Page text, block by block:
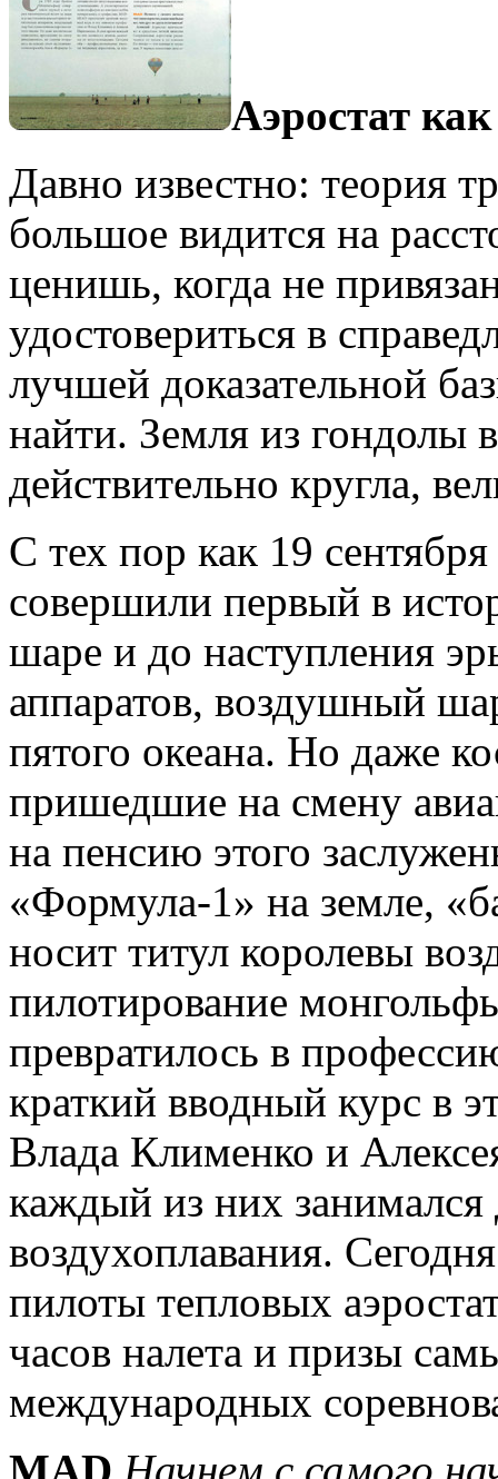
Аэростат
Давно известно: теория
большое видится на
ценишь, когда не
удостовериться в
лучшей доказательной
найти. Земля из гондолы
действительно кругла,
С тех пор как 19
совершили первый в
шаре и до наступления
аппаратов, воздушный
пятого океана. Но даже
пришедшие на смену
на пенсию этого
«Формула-1» на земле,
носит титул королевы
пилотирование
превратилось в
краткий вводный курс в
Влада Клименко и
каждый из них
воздухоплавания.
пилоты тепловых
часов налета и призы
международных
MAD Начнем с самого